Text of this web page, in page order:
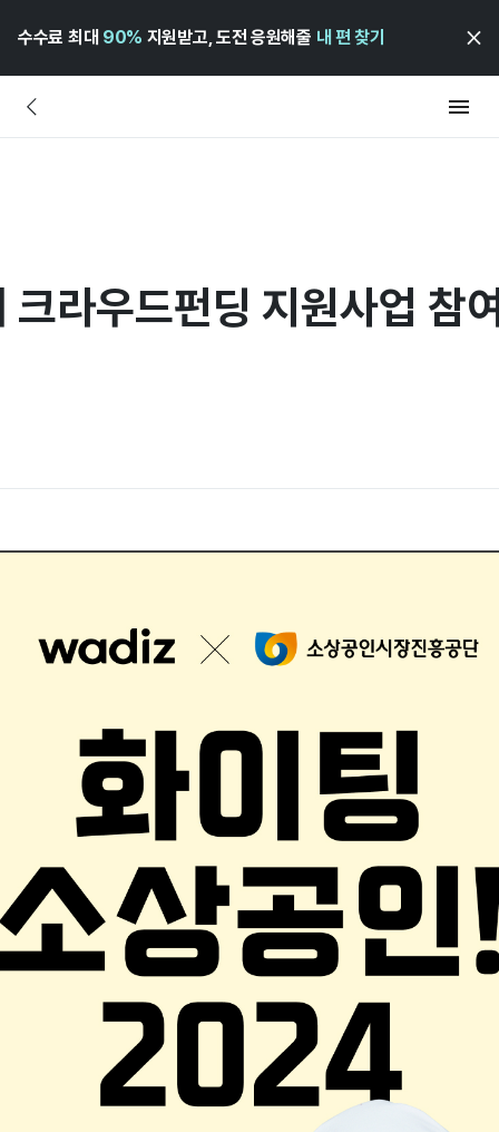
수수료 최대 90% 지원받고, 도전 응원해줄 내 편 찾기
라우드펀딩 지원사업 참